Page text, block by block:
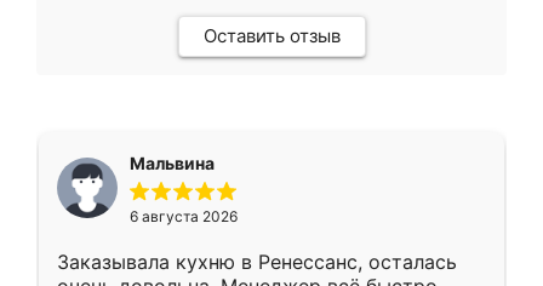
Оставить отзыв
Мальвина
6 августа 2026
Заказывала кухню в Ренессанс, осталась